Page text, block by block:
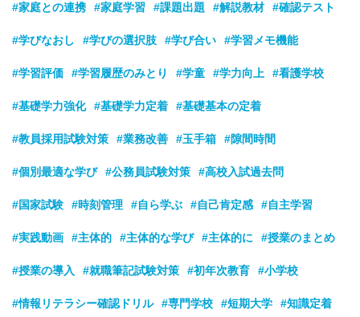
#家庭との連携 #家庭学習 #課題出題 #解説教材 #確認テスト
#学びなおし #学びの選択肢 #学び合い #学習メモ機能
#学習評価 #学習履歴のみとり #学童 #学力向上 #看護学校
#基礎学力強化 #基礎学力定着 #基礎基本の定着
#教員採用試験対策 #業務改善 #玉手箱 #隙間時間
#個別最適な学び #公務員試験対策 #高校入試過去問
#国家試験 #時刻管理 #自ら学ぶ #自己肯定感 #自主学習
#実践動画 #主体的 #主体的な学び #主体的に #授業のまとめ
#授業の導入 #就職筆記試験対策 #初年次教育 #小学校
#情報リテラシー確認ドリル #専門学校 #短期大学 #知識定着